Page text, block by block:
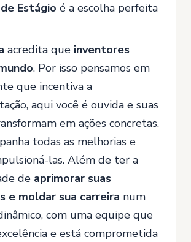
Estágio é a escolha perfeita
acredita que inventores
. Por isso pensamos em
que incentiva a
aqui você é ouvida e suas
em ações concretas.
todas as melhorias e
las. Além de ter a
de aprimorar suas
e moldar sua carreira num
com uma equipe que
e está comprometida